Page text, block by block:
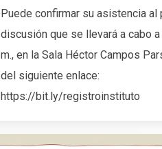
Puede confirmar su asistencia al
discusión que se llevará a cabo a
m., en la Sala Héctor Campos
del siguiente enlace:
https://bit.ly/registroinstituto